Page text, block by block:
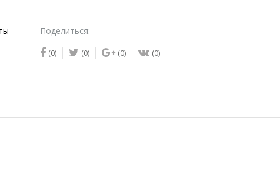
Поделиться:
(0) (0) (0) (0)